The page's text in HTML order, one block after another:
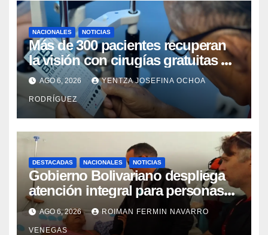
NACIONALES NOTICIAS
Más de 300 pacientes recuperan
la visión con cirugías gratuitas de
cataratas en Zulia
AGO 6, 2026 YENTZA JOSEFINA OCHOA
RODRÍGUEZ
DESTACADAS NACIONALES NOTICIAS
Gobierno Bolivariano despliega
atención integral para personas
con discapacidad en
campamentos de La Guaira
AGO 6, 2026 ROIMAN FERMIN NAVARRO
VENEGAS